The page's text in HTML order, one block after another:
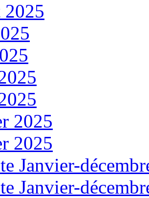
2025
2025
Janvier-
Janvier-